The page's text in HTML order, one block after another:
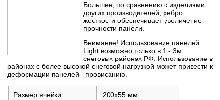
Большее, по сравнению с изделиями
других производителей, ребро
жесткости обеспечивает увеличение
прочности панели.
Внимание! Использование панелей
Light возможно только в 1 - 3м
снеговых районах РФ. Использование в
районах с более высокой снеговой нагрузкой может привести к
деформации панелей - провисанию.
Размер ячейки 200х55 мм